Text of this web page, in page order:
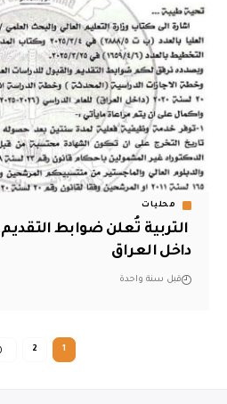
محليات
التربية تُعلن ضوابط
داخل العراق
قبل سنة واحدة
1
2